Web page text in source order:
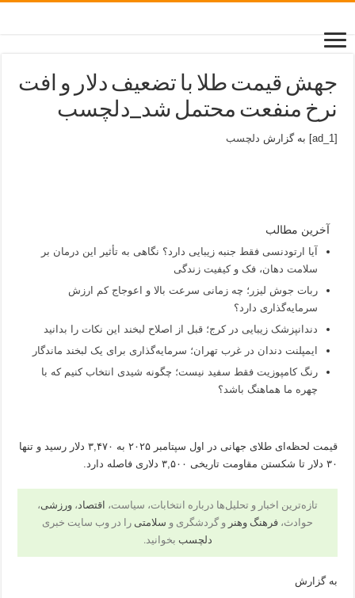
جهش قیمت طلا با تضعیف دلار و افت
نرخ منفعت محتمل شد_دلچسب
[ad_1] به گزارش دلچسب
آخرین مطالب
آیا ارتودنسی فقط جنبه زیبایی دارد؟ نگاهی به تأثیر این درمان بر
سلامت دهان، فک و کیفیت زندگی
ربات جوش لیزر؛ چه زمانی سرعت بالا و اعوجاج کم ارزش
سرمایه‌گذاری دارد؟
دندانپزشک زیبایی در کرج؛ قبل از اصلاح لبخند این نکات را بدانید
ایمپلنت دندان در غرب تهران؛ سرمایه‌گذاری برای یک لبخند ماندگار
رنگ کامپوزیت فقط سفید نیست؛ چگونه شیدی انتخاب کنیم که با
چهره ما هماهنگ باشد؟
قیمت لحظه‌ای طلای جهانی در اول سپتامبر ۲۰۲۵ به ۳,۴۷۰ دلار رسید و تنها
۳۰ دلار تا شکستن مقاومت تاریخی ۳,۵۰۰ دلاری فاصله دارد.
تازه‌ترین اخبار و تحلیل‌ها درباره انتخابات، سیاست، اقتصاد، ورزشی،
حوادث، فرهنگ وهنر و گردشگری و سلامتی را در وب سایت خبری
دلچسب بخوانید.
به گزارش